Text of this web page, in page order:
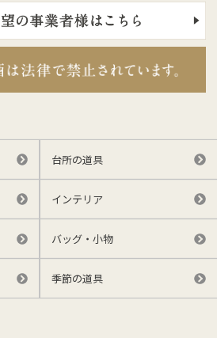
台所の道具
インテリア
バッグ・小物
季節の道具